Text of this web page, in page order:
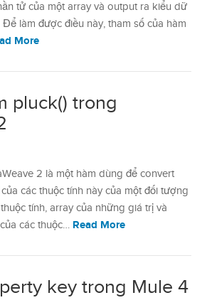
tử của một array và output ra kiểu dữ
làm được điều này, tham số của hàm
More
pluck() trong
2 là một hàm dùng để convert
các thuộc tính này của một đối tượng
tính, array của những giá trị và
các thuộc… Read More
key trong Mule 4